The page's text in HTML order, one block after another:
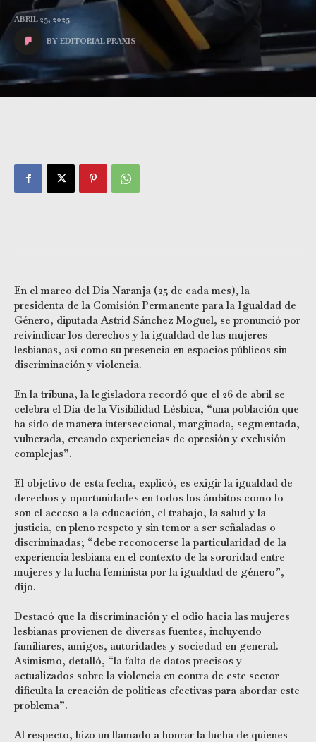
ABRIL 25, 2025
BY EDITORIAL PRAXIS
En el marco del Día Naranja (25 de cada mes), la
presidenta de la Comisión Permanente para la Igualdad de
Género, diputada Astrid Sánchez Moguel, se pronunció por
reivindicar los derechos y la igualdad de las mujeres
lesbianas, así como su presencia en espacios públicos sin
discriminación y violencia.
En la tribuna, la legisladora recordó que el 26 de abril se
celebra el Día de la Visibilidad Lésbica, “una población que
ha sido de manera interseccional, marginada, segmentada,
vulnerada, creando experiencias de opresión y exclusión
complejas”.
El objetivo de esta fecha, explicó, es exigir la igualdad de
derechos y oportunidades en todos los ámbitos como lo
son el acceso a la educación, el trabajo, la salud y la
justicia, en pleno respeto y sin temor a ser señaladas o
discriminadas; “debe reconocerse la particularidad de la
experiencia lesbiana en el contexto de la sororidad entre
mujeres y la lucha feminista por la igualdad de género”,
dijo.
Destacó que la discriminación y el odio hacia las mujeres
lesbianas provienen de diversas fuentes, incluyendo
familiares, amigos, autoridades y sociedad en general.
Asimismo, detalló, “la falta de datos precisos y
actualizados sobre la violencia en contra de este sector
dificulta la creación de políticas efectivas para abordar este
problema”.
Al respecto, hizo un llamado a honrar la lucha de quienes